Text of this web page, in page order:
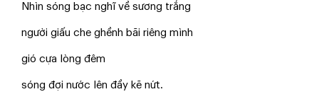
Nhìn sóng bạc nghĩ về sương trắng
người giấu che ghềnh bãi riêng mình
gió cựa lòng đêm
sóng đợi nước lên đầy kẽ nứt.